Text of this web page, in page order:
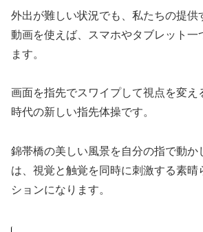
外出が難しい状況でも、私たちの提
動画を使えば、スマホやタブレット一
ます。
画面を指先でスワイプして視点を変
時代の新しい指先体操です。
錦帯橋の美しい風景を自分の指で動か
は、視覚と触覚を同時に刺激する素晴
ションになります。